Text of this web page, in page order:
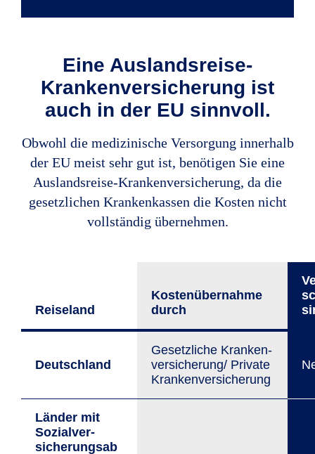
Eine Auslandsreise-
Krankenversicherung ist
auch in der EU sinnvoll.
Obwohl die medizinische Versorgung innerhalb
der EU meist sehr gut ist, benötigen Sie eine
Auslandsreise-Krankenversicherung, da die
gesetzlichen Krankenkassen die Kosten nicht
vollständig übernehmen.
Reiseland
Kostenüber­nahme
durch
Deutschland
Gesetzliche Kranken­
versicherung/ Private
Kranken­versicherung
Länder mit
Sozial­ver­
sicherungsab